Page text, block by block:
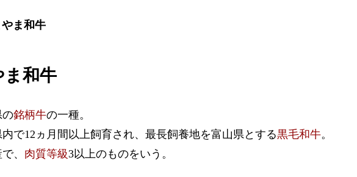
やま和牛
ま和牛
の銘柄牛の一種。
で12ヵ月間以上飼育され、最長飼養地を富山県とする黒毛和牛。
、 肉質等級3以上のものをいう。